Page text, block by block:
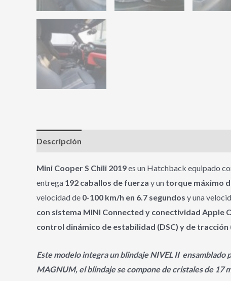
Descripción
Mini Cooper S Chili 2019es un Hatchback equipado
entrega 192 caballos de fuerza y un torque máximo
velocidad de 0-100 km/h en 6.7 segundos y una
con sistema MINI Connected y conectividad Apple
control dinámico de estabilidad (DSC) y de tracción
Este modelo integra un blindaje NIVEL II ensamblado
MAGNUM, el blindaje se compone de cristales de 17